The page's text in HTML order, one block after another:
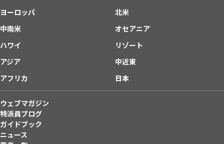
ヨーロッパ
北米
中南米
オセアニア
ハワイ
リゾート
アジア
中近東
アフリカ
日本
ウェブマガジン
特派員ブログ
ガイドブック
ニュース